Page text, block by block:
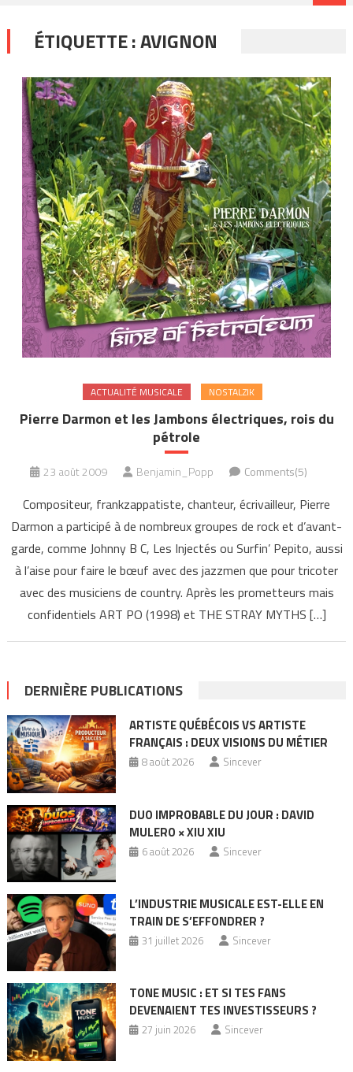
ÉTIQUETTE :AVIGNON
ACTUALITÉ MUSICALE NOSTALZIK
Pierre Darmon et les Jambons électriques, rois du
pétrole
23 août 2009 Benjamin_Popp Comments(5)
Compositeur, frankzappatiste, chanteur, écrivailleur, Pierre
Darmon a participé à de nombreux groupes de rock et d’avant-
garde, comme Johnny B C, Les Injectés ou Surfin’ Pepito, aussi
à l’aise pour faire le bœuf avec des jazzmen que pour tricoter
avec des musiciens de country. Après les prometteurs mais
confidentiels ART PO (1998) et THE STRAY MYTHS […]
DERNIÈRE PUBLICATIONS
ARTISTE QUÉBÉCOIS VS ARTISTE
FRANÇAIS : DEUX VISIONS DU MÉTIER
8 août 2026 Sincever
DUO IMPROBABLE DU JOUR : DAVID
MULERO × XIU XIU
6 août 2026 Sincever
L’INDUSTRIE MUSICALE EST-ELLE EN
TRAIN DE S’EFFONDRER ?
31 juillet 2026 Sincever
TONE MUSIC : ET SI TES FANS
DEVENAIENT TES INVESTISSEURS ?
27 juin 2026 Sincever